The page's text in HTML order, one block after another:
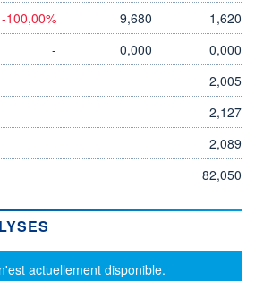
-100,00% 9,680
1,620
- 0,000
0,000
2,005
2,127
2,089
82,050
actuellement disponible.